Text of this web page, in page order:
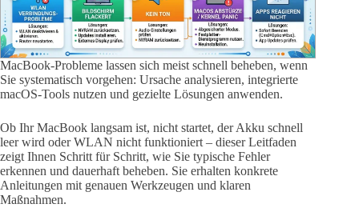
MacBook-Probleme lassen sich meist schnell beheben, wenn
Sie systematisch vorgehen: Ursache analysieren, integrierte
macOS-Tools nutzen und gezielte Lösungen anwenden.
Ob Ihr MacBook langsam ist, nicht startet, der Akku schnell
leer wird oder WLAN nicht funktioniert – dieser Leitfaden
zeigt Ihnen Schritt für Schritt, wie Sie typische Fehler
erkennen und dauerhaft beheben. Sie erhalten konkrete
Anleitungen mit genauen Werkzeugen und klaren
Maßnahmen.